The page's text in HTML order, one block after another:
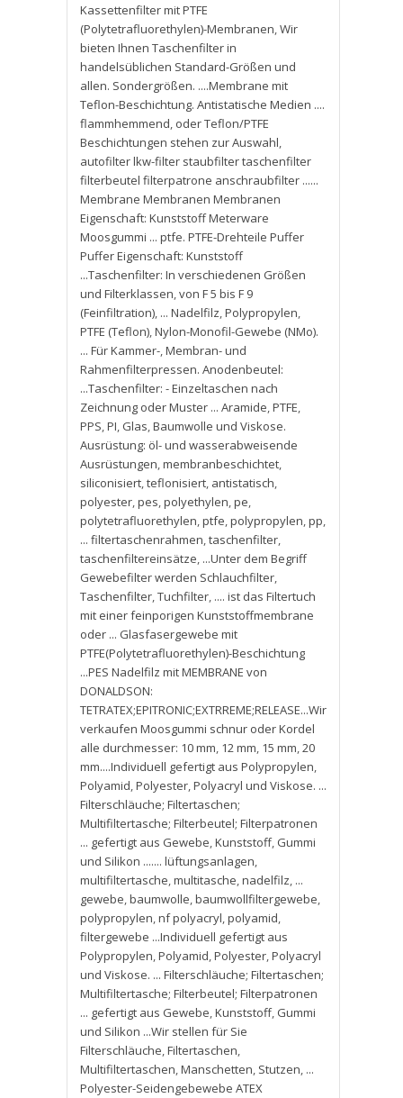
Kassettenfilter mit PTFE
(Polytetrafluorethylen)-Membranen,Wir
bieten Ihnen Taschenfilter in
handelsüblichen Standard-Größen und
allen. Sondergrößen. ....Membrane mit
Teflon-Beschichtung. Antistatische Medien ....
flammhemmend, oder Teflon/PTFE
Beschichtungen stehen zur Auswahl,
autofilter lkw-filter staubfilter taschenfilter
filterbeutel filterpatrone anschraubfilter ......
Membrane Membranen Membranen
Eigenschaft: Kunststoff Meterware
Moosgummi ... ptfe. PTFE-Drehteile Puffer
Puffer Eigenschaft: Kunststoff
...Taschenfilter: In verschiedenen Größen
und Filterklassen,von F 5 bis F 9
(Feinfiltration), ... Nadelfilz,Polypropylen,
PTFE (Teflon),Nylon-Monofil-Gewebe (NMo).
... Für Kammer-,Membran- und
Rahmenfilterpressen. Anodenbeutel:
...Taschenfilter: - Einzeltaschen nach
Zeichnung oder Muster ... Aramide,PTFE,
PPS,PI, Glas,Baumwolle und Viskose.
Ausrüstung: öl- und wasserabweisende
Ausrüstungen,membranbeschichtet,
siliconisiert,teflonisiert, antistatisch,
polyester,pes,polyethylen,pe,
polytetrafluorethylen,ptfe,polypropylen,pp,
... filtertaschenrahmen,taschenfilter,
taschenfiltereinsätze, ...Unter dem Begriff
Gewebefilter werden Schlauchfilter,
Taschenfilter,Tuchfilter, .... ist das Filtertuch
mit einer feinporigen Kunststoffmembrane
oder ... Glasfasergewebe mit
PTFE(Polytetrafluorethylen)-Beschichtung
...PES Nadelfilz mit MEMBRANE von
DONALDSON:
TETRATEX;EPITRONIC;EXTRREME;RELEASE...Wir
verkaufen Moosgummi schnur oder Kordel
alle durchmesser: 10 mm, 12 mm, 15 mm,20
mm....Individuell gefertigt aus Polypropylen,
Polyamid,Polyester,Polyacryl und Viskose. ...
Filterschläuche; Filtertaschen;
Multifiltertasche; Filterbeutel; Filterpatronen
... gefertigt aus Gewebe,Kunststoff, Gummi
und Silikon ....... lüftungsanlagen,
multifiltertasche,multitasche,nadelfilz, ...
gewebe,baumwolle,baumwollfiltergewebe,
polypropylen,nf polyacryl,polyamid,
filtergewebe ...Individuell gefertigt aus
Polypropylen,Polyamid,Polyester,Polyacryl
und Viskose. ... Filterschläuche; Filtertaschen;
Multifiltertasche; Filterbeutel; Filterpatronen
... gefertigt aus Gewebe,Kunststoff, Gummi
und Silikon ...Wir stellen für Sie
Filterschläuche,Filtertaschen,
Multifiltertaschen,Manschetten, Stutzen, ...
Polyester-Seidengebewebe ATEX